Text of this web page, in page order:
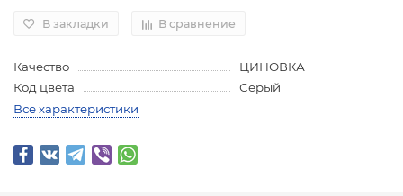
В закладки В сравнение
Качество
ЦИНОВКА
Код цвета
Серый
Все характеристики